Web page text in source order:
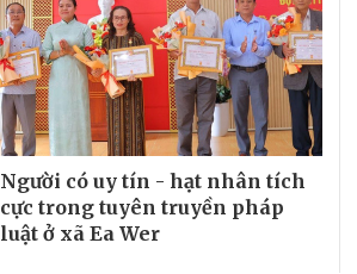
Người có uy tín - hạt nhân tích
cực trong tuyên truyền pháp
luật ở xã Ea Wer